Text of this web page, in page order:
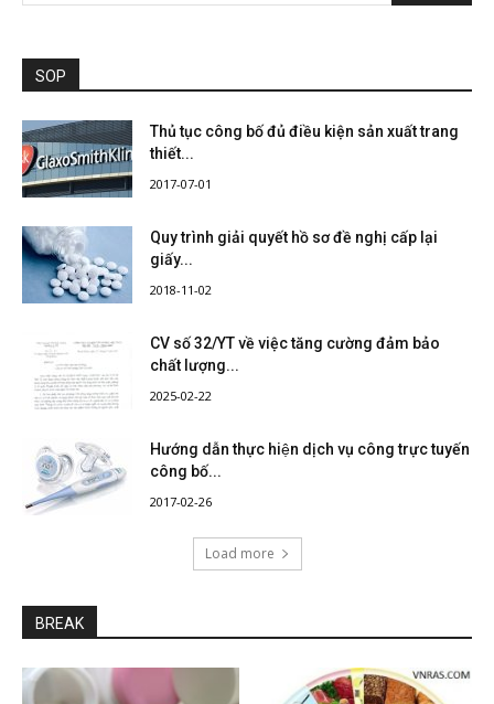
SOP
Thủ tục công bố đủ điều kiện sản xuất trang
thiết...
2017-07-01
Quy trình giải quyết hồ sơ đề nghị cấp lại
giấy...
2018-11-02
CV số 32/YT về việc tăng cường đảm bảo
chất lượng...
2025-02-22
Hướng dẫn thực hiện dịch vụ công trực tuyến
công bố...
2017-02-26
Load more
BREAK